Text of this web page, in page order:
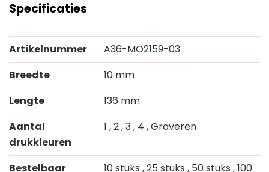
Specificaties
Artikelnummer
A36-MO2159-03
Breedte
10 mm
Lengte
136 mm
Aantal
drukkleuren
1 , 2, 3, 4 , Graveren
Bestelbaar
10 stuks , 25 stuks , 50 stuks , 100